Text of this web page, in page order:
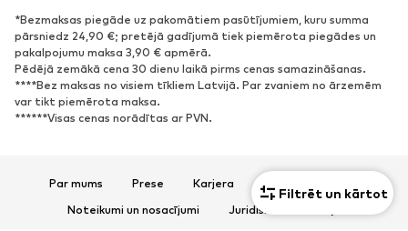
Filtrēt un kārtot
APAVI
Jaunumi
Šobrīd populāri
Brīvā laika apavi
Puszābaki
Augstpapēžu apavi
Zābaki
Atvērti apavi
Mājas apavi
Ekskluzīvi
*Bezmaksas piegāde uz pakomātiem pasūtījumiem, kuru summa
pārsniedz 24,90 €; pretējā gadījumā tiek piemērota piegādes un
pakalpojumu maksa 3,90 € apmērā.
Pēdējā zemākā cena 30 dienu laikā pirms cenas samazināšanas.
****Bez maksas no visiem tīkliem Latvijā. Par zvaniem no ārzemēm
var tikt piemērota maksa.
******Visas cenas norādītas ar PVN.
Par mums Prese Karjera
Datu aizsardzība
Noteikumi un nosacījumi
Juridiskā informācija